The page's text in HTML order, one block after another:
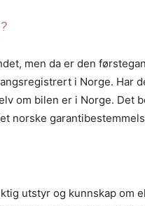
men da er den
i Norge. Har
om bilen er i Norge. Det
norske
utstyr og kunnskap om